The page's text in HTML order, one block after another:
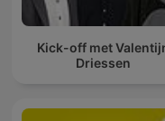
Kick-off met
Driessen